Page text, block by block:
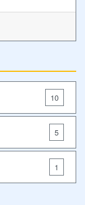
10
5
1